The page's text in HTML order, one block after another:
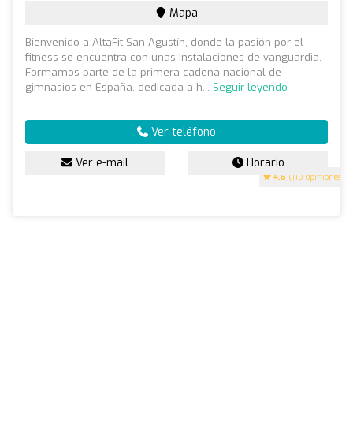
4.6 (119 opiniones)
Mapa
Bienvenido a AltaFit San Agustín, donde la pasión por el
fitness se encuentra con unas instalaciones de vanguardia.
Formamos parte de la primera cadena nacional de
gimnasios en España, dedicada a h... Seguir leyendo
Ver teléfono
Ver e-mail Horario